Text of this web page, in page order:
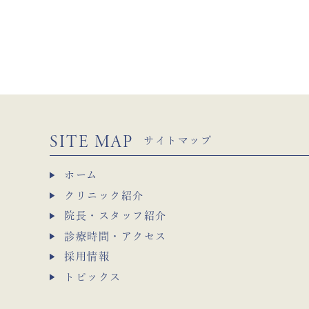
SITE MAP サイトマップ
ホーム
クリニック紹介
院長・スタッフ紹介
診療時間・アクセス
採用情報
トピックス